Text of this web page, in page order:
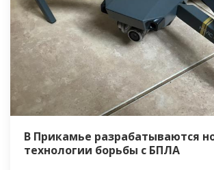
В Прикамье разрабатываются
технологии борьбы с БПЛА